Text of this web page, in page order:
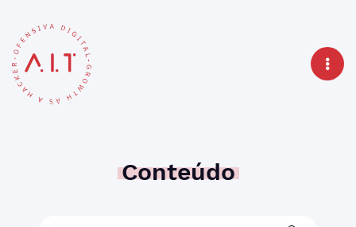
Conteúdo